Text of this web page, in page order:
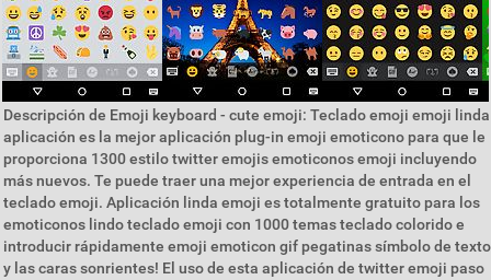
Descripción de Emoji keyboard - cute emoji: Teclado emoji emoji linda
aplicación es la mejor aplicación plug-in emoji emoticono para que le
proporciona 1300 estilo twitter emojis emoticonos emoji incluyendo
más nuevos. Te puede traer una mejor experiencia de entrada en el
teclado emoji. Aplicación linda emoji es totalmente gratuito para los
emoticonos lindo teclado emoji con 1000 temas teclado colorido e
introducir rápidamente emoji emoticon gif pegatinas símbolo de texto
y las caras sonrientes! El uso de esta aplicación de twitter emoji paso